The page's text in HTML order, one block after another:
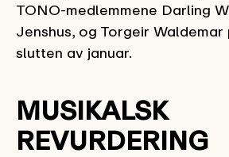
TONO-medlemmene Darling
Jenshus, og Torgeir
slutten av januar.
MUSIKALSK
REVURDERING